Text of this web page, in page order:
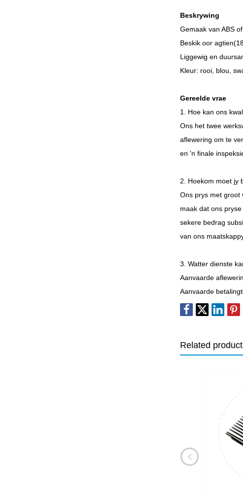
Beskrywing
Gemaak van ABS
Beskik oor
Liggewig en
Kleur: rooi, blou,
Gereelde vrae
1. Hoe kan ons
Ons het twee
aflewering om te
en 'n finale
2. Hoekom moet jy
Ons prys met groot
maak dat ons
sekere bedrag
van ons
3. Watter dienste
Aanvaarde
Aanvaarde
Related